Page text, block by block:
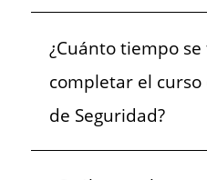
¿Cuánto tiempo
completar el curso
de Seguridad?